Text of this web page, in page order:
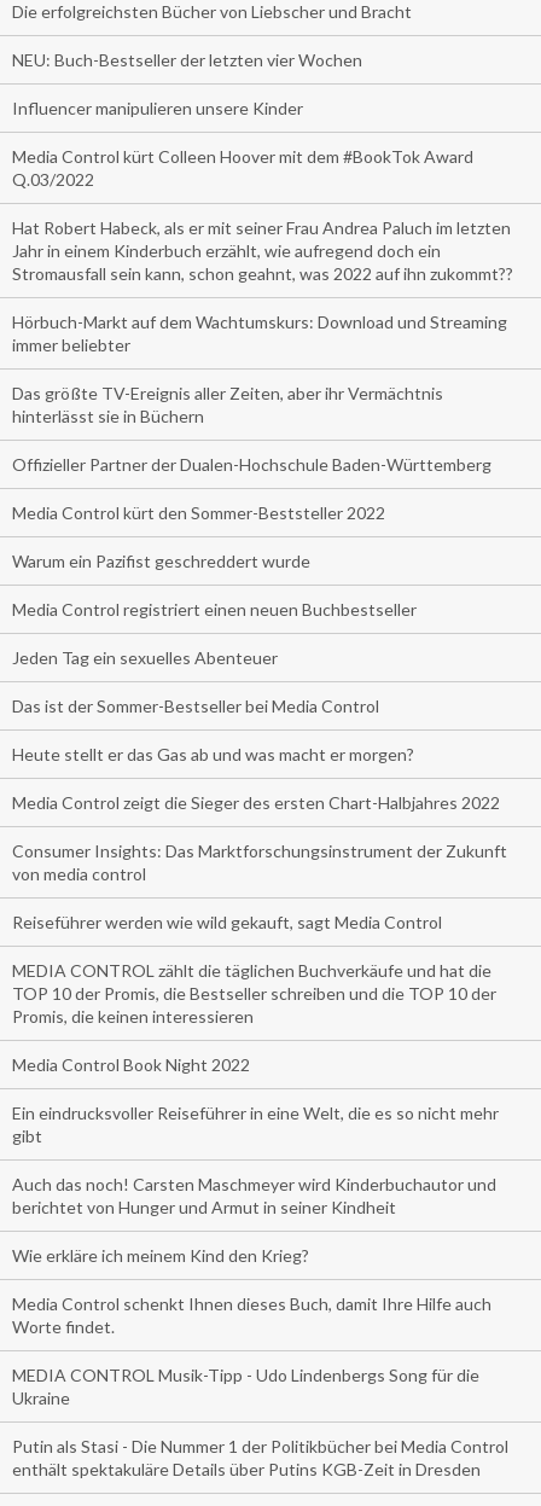
Die erfolgreichsten Bücher von Liebscher und Bracht
NEU: Buch-Bestseller der letzten vier Wochen
Influencer manipulieren unsere Kinder
Media Control kürt Colleen Hoover mit dem #BookTok Award
Q.03/2022
Hat Robert Habeck, als er mit seiner Frau Andrea Paluch im letzten
Jahr in einem Kinderbuch erzählt, wie aufregend doch ein
Stromausfall sein kann, schon geahnt, was 2022 auf ihn zukommt??
Hörbuch-Markt auf dem Wachtumskurs: Download und Streaming
immer beliebter
Das größte TV-Ereignis aller Zeiten, aber ihr Vermächtnis
hinterlässt sie in Büchern
Offizieller Partner der Dualen-Hochschule Baden-Württemberg
Media Control kürt den Sommer-Beststeller 2022
Warum ein Pazifist geschreddert wurde
Media Control registriert einen neuen Buchbestseller
Jeden Tag ein sexuelles Abenteuer
Das ist der Sommer-Bestseller bei Media Control
Heute stellt er das Gas ab und was macht er morgen?
Media Control zeigt die Sieger des ersten Chart-Halbjahres 2022
Consumer Insights: Das Marktforschungsinstrument der Zukunft
von media control
Reiseführer werden wie wild gekauft, sagt Media Control
MEDIA CONTROL zählt die täglichen Buchverkäufe und hat die
TOP 10 der Promis, die Bestseller schreiben und die TOP 10 der
Promis, die keinen interessieren
Media Control Book Night 2022
Ein eindrucksvoller Reiseführer in eine Welt, die es so nicht mehr
gibt
Auch das noch! Carsten Maschmeyer wird Kinderbuchautor und
berichtet von Hunger und Armut in seiner Kindheit
Wie erkläre ich meinem Kind den Krieg?
Media Control schenkt Ihnen dieses Buch, damit Ihre Hilfe auch
Worte findet.
MEDIA CONTROL Musik-Tipp - Udo Lindenbergs Song für die
Ukraine
Putin als Stasi - Die Nummer 1 der Politikbücher bei Media Control
enthält spektakuläre Details über Putins KGB-Zeit in Dresden